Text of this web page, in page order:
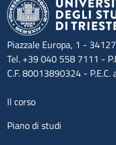
Piazzale Europa, 1 -
Tel. +39 040 558 7111 -
C.F. 80013890324 -
Menu footer 1
Il corso
Piano di studi